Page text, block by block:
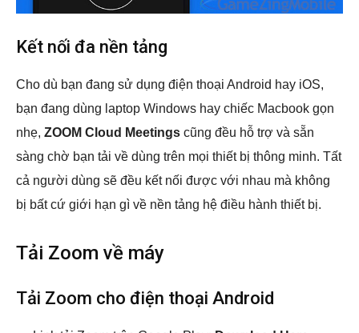
Kết nối đa nền tảng
Cho dù bạn đang sử dụng điện thoại Android hay iOS,
bạn đang dùng laptop Windows hay chiếc Macbook gọn
nhẹ, ZOOM Cloud Meetings cũng đều hỗ trợ và sẵn
sàng chờ bạn tải về dùng trên mọi thiết bị thông minh. Tất
cả người dùng sẽ đều kết nối được với nhau mà không
bị bất cứ giới hạn gì về nền tảng hệ điều hành thiết bị.
Tải Zoom về máy
Tải Zoom cho điện thoại Android